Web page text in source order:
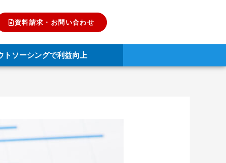
資料請求・お問い合わせ
トソーシングで利益向上